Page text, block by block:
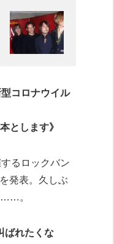
コロナウイル
とします》
るロックバン
発表。久しぶ
……。
ばれたくな